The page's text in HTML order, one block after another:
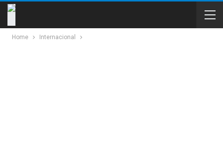
Home Internacional